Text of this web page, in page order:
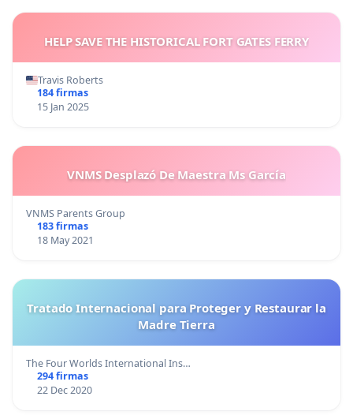
HELP SAVE THE HISTORICAL FORT GATES FERRY
Travis Roberts
184 firmas
15 Jan 2025
VNMS Desplazó De Maestra Ms García
VNMS Parents Group
183 firmas
18 May 2021
Tratado Internacional para Proteger y Restaurar la
Madre Tierra
The Four Worlds International Ins…
294 firmas
22 Dec 2020